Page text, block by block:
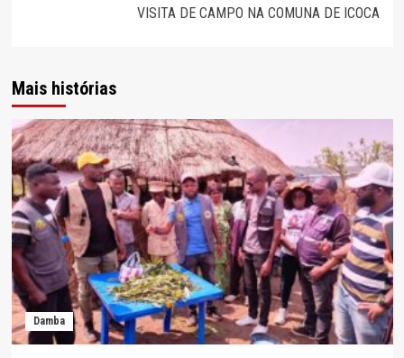
VISITA DE CAMPO NA COMUNA DE ICOCA
Mais histórias
Damba